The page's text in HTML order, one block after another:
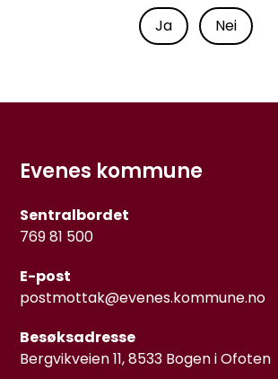
Ja
Nei
Evenes kommune
Sentralbordet
769 81 500
E-post
postmottak@evenes.kommune.no
Besøksadresse
Bergvikveien 11, 8533 Bogen i Ofoten